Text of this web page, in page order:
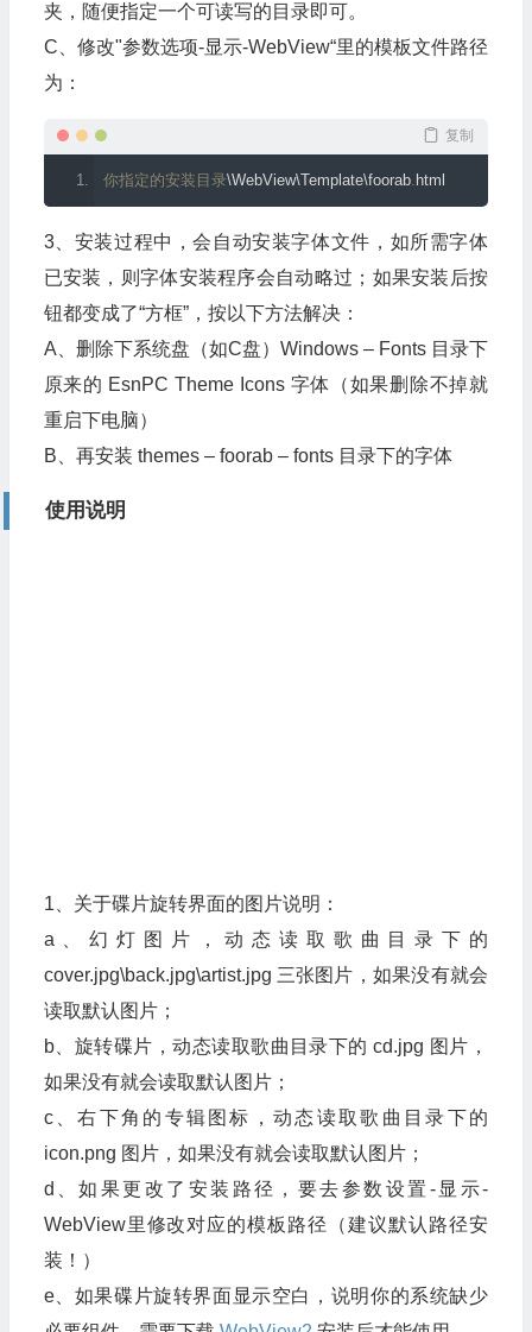
夹，随便指定一个可读写的目录即可。
C、修改"参数选项-显示-WebView“里的模板文件路径
为：
复制
你指定的安装目录\WebView\Template\foorab. html
3、安装过程中，会自动安装字体文件，如所需字体
已安装，则字体安装程序会自动略过；如果安装后按
钮都变成了“方框”，按以下方法解决：
A、删除下系统盘（如C盘）Windows – Fonts 目录下
原来的 EsnPC Theme Icons 字体（如果删除不掉就
重启下电脑）
B、再安装 themes – foorab – fonts 目录下的字体
使用说明
1、关于碟片旋转界面的图片说明：
a、幻灯图片，动态读取歌曲目录下的
cover.jpg\back.jpg\artist.jpg 三张图片，如果没有就会
读取默认图片；
b、旋转碟片，动态读取歌曲目录下的 cd.jpg 图片，
如果没有就会读取默认图片；
c、右下角的专辑图标，动态读取歌曲目录下的
icon.png 图片，如果没有就会读取默认图片；
d、如果更改了安装路径，要去参数设置-显示-
WebView里修改对应的模板路径（建议默认路径安
装！）
e、如果碟片旋转界面显示空白，说明你的系统缺少